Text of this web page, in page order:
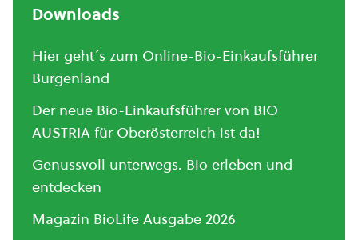
Downloads
Hier geht´s zum Online-Bio-Einkaufsführer
Burgenland
Der neue Bio-Einkaufsführer von BIO
AUSTRIA für Oberösterreich ist da!
Genussvoll unterwegs. Bio erleben und
entdecken
Magazin BioLife Ausgabe 2026